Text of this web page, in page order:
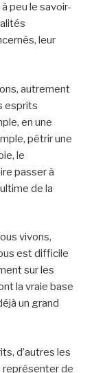
peu le savoir-
leur
autrement
esprits
en une
pétrir une
le
passer à
de la
vivons,
est difficile
sur les
la vraie base
un grand
d’autres les
représenter de